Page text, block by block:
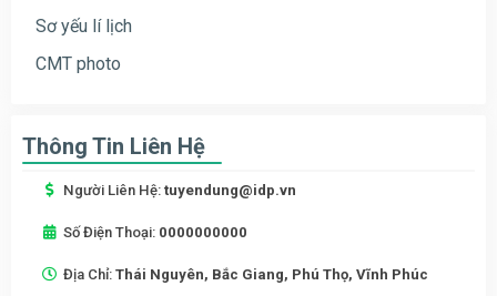
Sơ yếu lí lịch
CMT photo
Thông Tin Liên Hệ
Người Liên Hệ: tuyendung@idp.vn
Số Điện Thoại: 0000000000
Địa Chỉ: Thái Nguyên, Bắc Giang, Phú Thọ, Vĩnh Phúc